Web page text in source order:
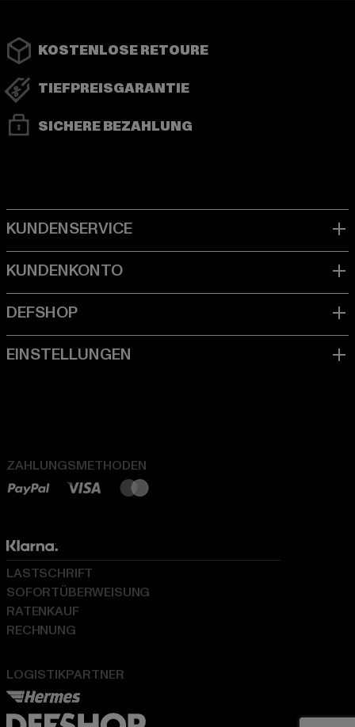
KOSTENLOSE RETOURE
TIEFPREISGARANTIE
SICHERE BEZAHLUNG
ZAHLUNGSMETHODEN
LOGISTIKPARTNER
LASTSCHRIFT
SOFORTÜBERWEISUNG
RATENKAUF
RECHNUNG